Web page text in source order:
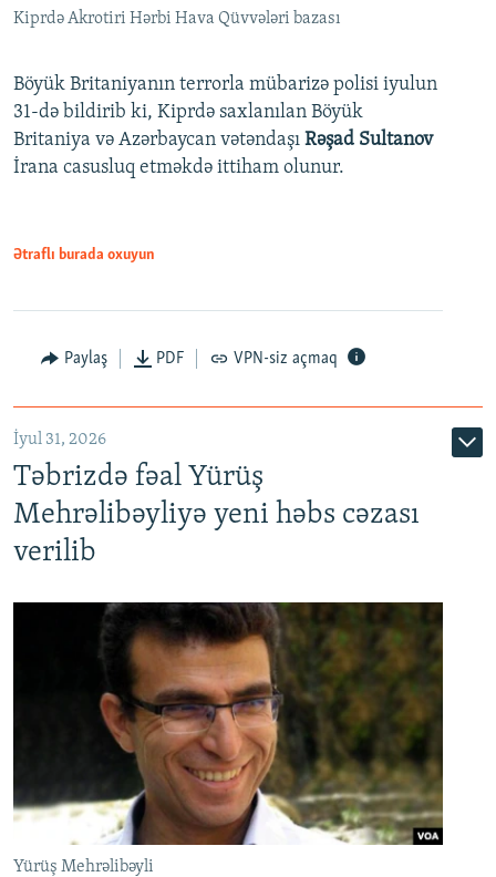
Kiprdə Akrotiri Hərbi Hava Qüvvələri bazası
Böyük Britaniyanın terrorla mübarizə polisi iyulun
31-də bildirib ki, Kiprdə saxlanılan Böyük
Britaniya və Azərbaycan vətəndaşı Rəşad Sultanov
İrana casusluq etməkdə ittiham olunur.
Ətraflı burada oxuyun
Paylaş PDF VPN-siz açmaq
İyul 31, 2026
Təbrizdə fəal Yürüş
Mehrəlibəyliyə yeni həbs cəzası
verilib
Yürüş Mehrəlibəyli